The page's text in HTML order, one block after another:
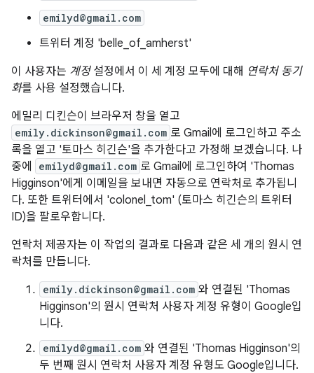
emilyd@gmail.com
트위터 계정 'belle_of_amherst'
이 사용자는 계정설정에서 이 세 계정 모두에 대해 연락처 동기
화를 사용 설정했습니다.
에밀리 디킨슨이 브라우저 창을 열고
emily.dickinson@gmail.com 로 Gmail에 로그인하고 주소
록을 열고 '토마스 히긴슨'을 추가한다고 가정해 보겠습니다. 나
중에
emilyd@gmail.com 로 Gmail에 로그인하여 'Thomas
Higginson'에게 이메일을 보내면 자동으로 연락처로 추가됩니
다. 또한 트위터에서 'colonel_tom' (토마스 히긴슨의 트위터
ID)을 팔로우합니다.
연락처 제공자는 이 작업의 결과로 다음과 같은 세 개의 원시 연
락처를 만듭니다.
emily.dickinson@gmail.com 와 연결된 'Thomas
Higginson'의 원시 연락처 사용자 계정 유형이 Google입
니다.
emilyd@gmail.com 와 연결된 'Thomas Higginson'의
두 번째 원시 연락처 사용자 계정 유형도 Google입니다.